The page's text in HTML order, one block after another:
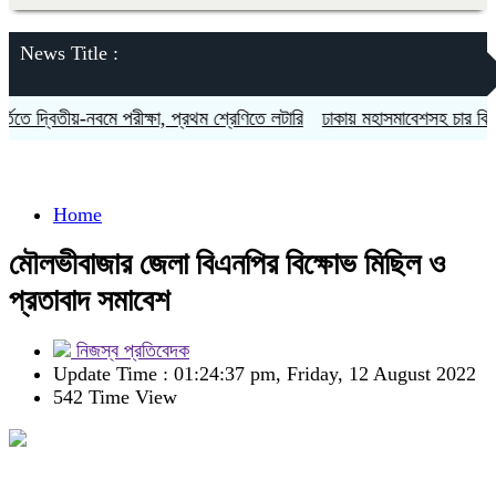
News Title :
নবমে পরীক্ষা, প্রথম শ্রেণিতে লটারি ঢাকায় মহাসমাবেশসহ চার
Home
মৌলভীবাজার জেলা বিএনপির বিক্ষোভ মিছিল ও
প্রতাবাদ সমাবেশ
নিজস্ব প্রতিবেদক
Update Time : 01:24:37 pm, Friday, 12 August 2022
542 Time View